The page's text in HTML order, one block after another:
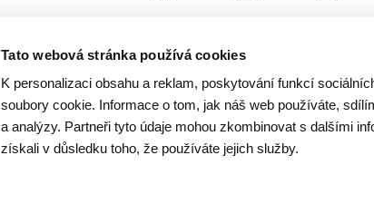
Tato webová stránka používá cookies
K personalizaci obsahu a reklam, poskytování funkcí
soubory cookie. Informace o tom, jak náš web používáte,
a analýzy. Partneři tyto údaje mohou zkombinovat s dalšími
získali v důsledku toho, že používáte jejich služby.
je součástí rodiny KVIFF